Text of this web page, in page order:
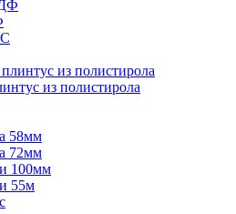
из полистирола
58мм
72мм
100мм
55м